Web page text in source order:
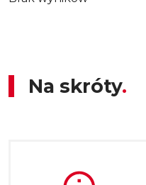
Na skróty